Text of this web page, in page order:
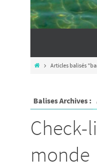
Articles balisés
Balises Archives :
Check-
monde